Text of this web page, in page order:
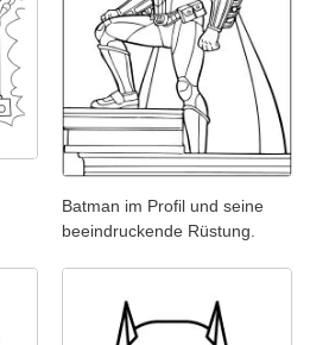
Batman im Profil und seine
beeindruckende Rüstung.